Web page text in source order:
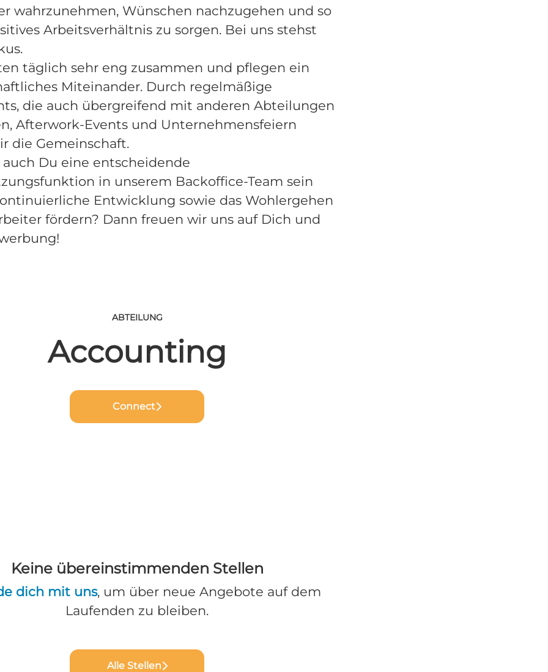
wahrzunehmen, Wünschen nachzugehen und so
Arbeitsverhältnis zu sorgen. Bei uns stehst
täglich sehr eng zusammen und pflegen ein
Miteinander. Durch regelmäßige
die auch übergreifend mit anderen Abteilungen
Afterwork-Events und Unternehmensfeiern
die Gemeinschaft.
Du eine entscheidende
in unserem Backoffice-Team sein
Entwicklung sowie das Wohlergehen
fördern? Dann freuen wir uns auf Dich und
ABTEILUNG
Accounting
Connect
Keine übereinstimmenden Stellen
dich mit uns, um über neue Angebote auf dem
Laufenden zu bleiben.
Alle Stellen